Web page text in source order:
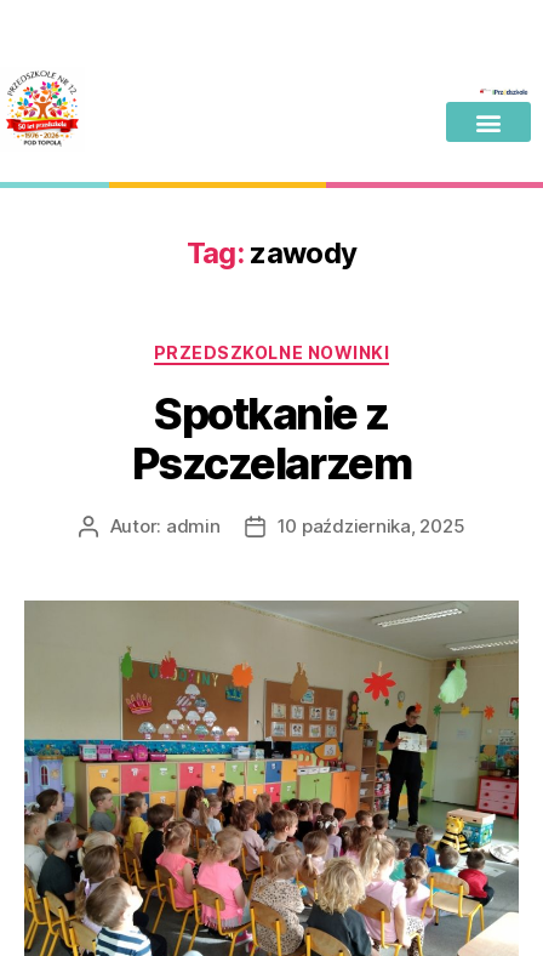
Tag: zawody
PRZEDSZKOLNE NOWINKI
Spotkanie z
Pszczelarzem
Autor: admin 10 października, 2025